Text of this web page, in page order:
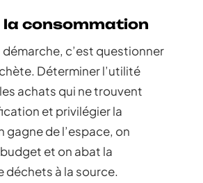
la consommation
démarche, c’est questionner
Déterminer l’utilité
achats qui ne trouvent
et privilégier la
gagne de l’espace, on
et on abat la
déchets à la source.